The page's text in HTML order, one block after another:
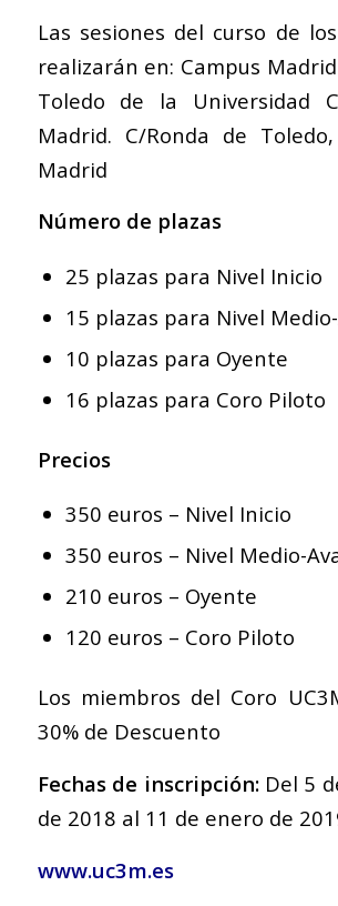
Las sesiones del curso de
realizarán en: Campus
Toledo de la Universidad
Madrid. C/Ronda de
Madrid
Número de plazas
25 plazas para Nivel Inicio
15 plazas para Nivel
10 plazas para Oyente
16 plazas para Coro Piloto
Precios
350 euros – Nivel Inicio
350 euros – Nivel Medio-
210 euros – Oyente
120 euros – Coro Piloto
Los miembros del Coro
30% de Descuento
Fechas de inscripción: Del 5
de 2018 al 11 de enero de
www.uc3m.es